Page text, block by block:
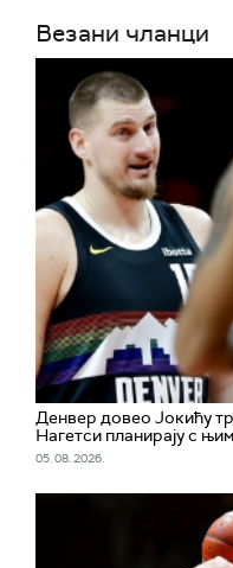
Везани чланци
Денвер довео Јокићу
Нагетси планирају с
05. 08. 2026.